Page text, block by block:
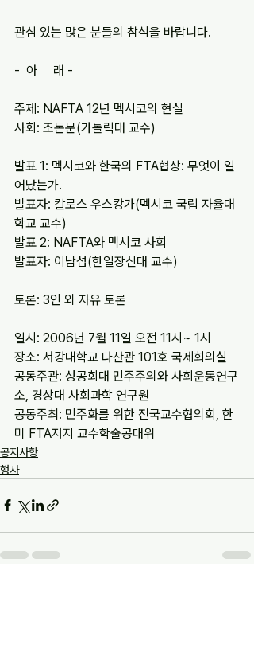
관심 있는 많은 분들의 참석을 바랍니다.
-  아     래 -
주제: NAFTA 12년 멕시코의 현실
사회: 조돈문(가톨릭대 교수)
발표 1: 멕시코와 한국의 FTA협상: 무엇이 일
어났는가.
발표자: 칼로스 우스캉가(멕시코 국립 자율대
학교 교수)
발표 2: NAFTA와 멕시코 사회
발표자: 이남섭(한일장신대 교수)
토론: 3인 외 자유 토론
일시: 2006년 7월 11일 오전 11시~ 1시
장소: 서강대학교 다산관 101호 국제회의실
공동주관: 성공회대 민주주의와 사회운동연구
소, 경상대 사회과학 연구원
공동주최: 민주화를 위한 전국교수협의회, 한
미 FTA저지 교수학술공대위
공지사항
행사